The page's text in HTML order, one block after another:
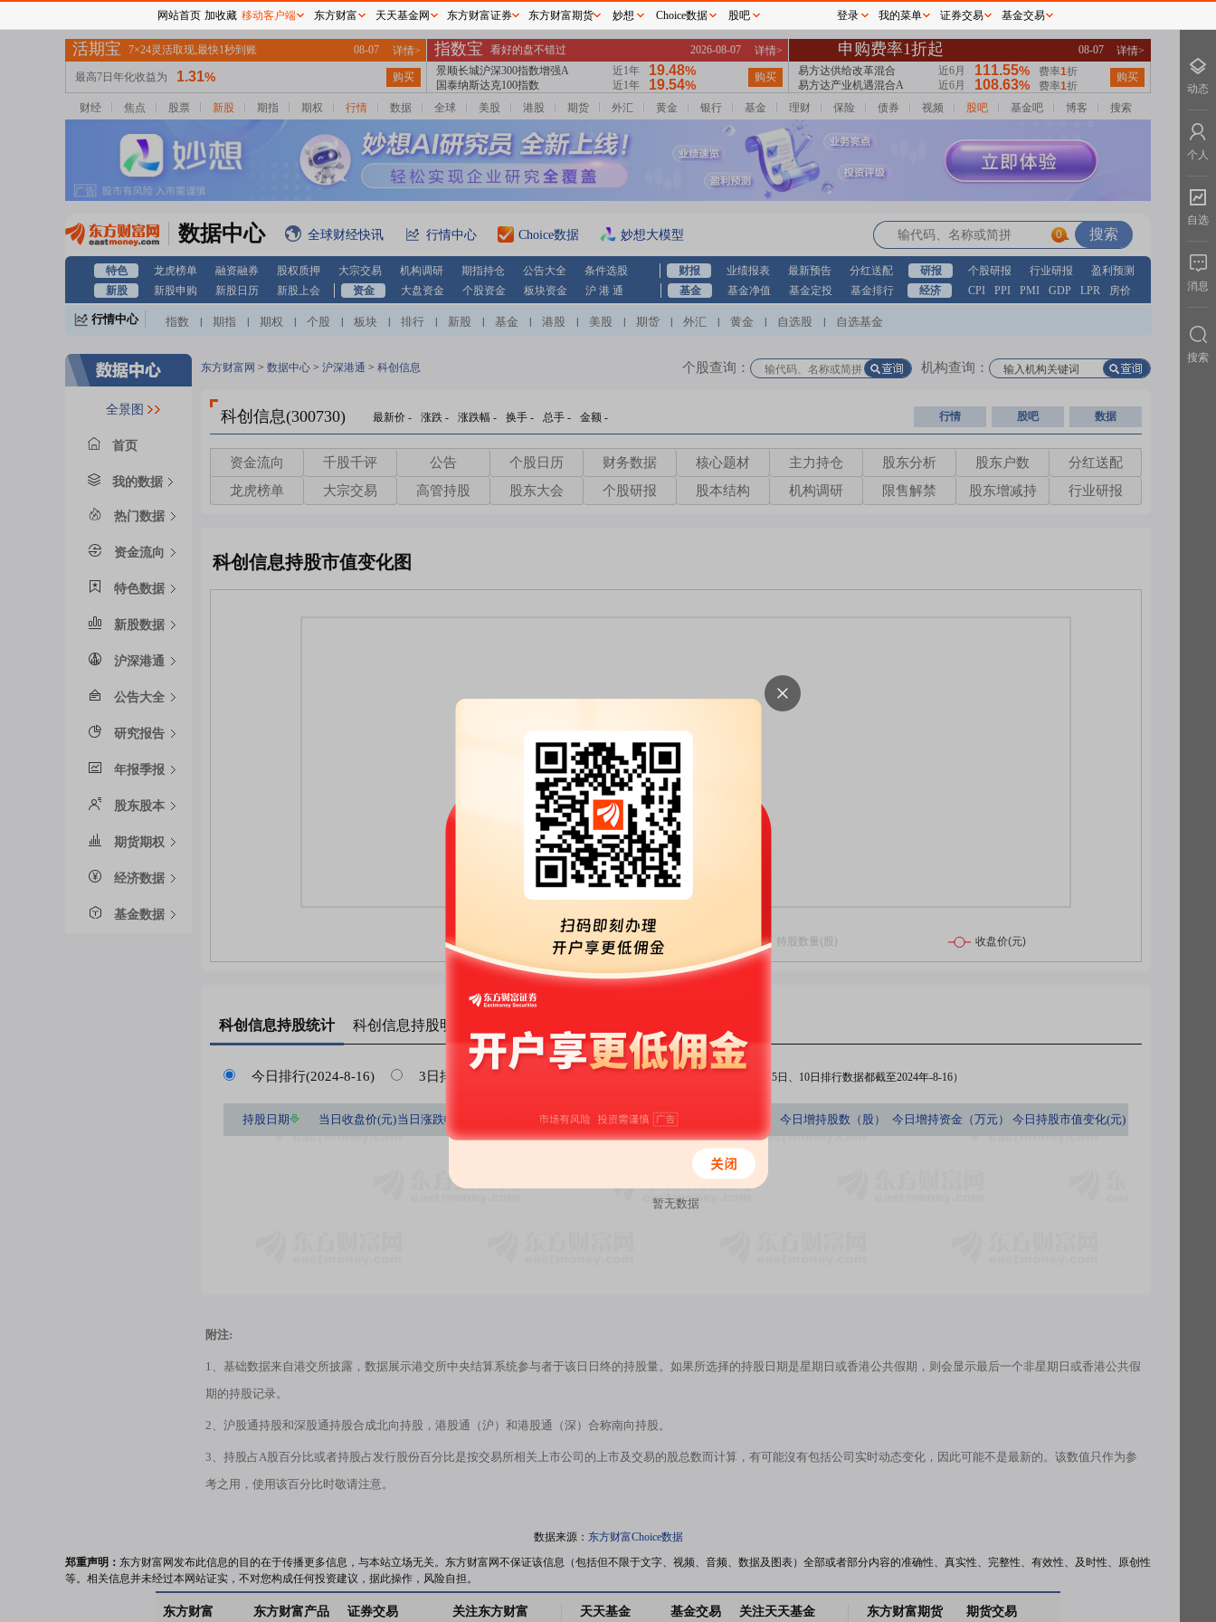
财经 焦点 股票 新股 期指 期权 行情 数据 全球 美股 港股 期货 外汇 黄金 银行 基金 理财 保险 债券 视频 股吧 基金吧 博客 搜索
数据中心 全球财经快讯 行情中心 Choice数据 妙想大模型 0
特色 龙虎榜单 融资融券 股权质押 大宗交易 机构调研 期指持仓 公告大全 条件选股 财报 业绩报表 最新预告 分红送配 研报 个股研报 行业研报
盈利预测
新股
新股申购 新股日历 新股上会 资金 大盘资金 个股资金 板块资金 沪 港 通 基金 基金净值 基金定投 基金排行 经济 CPI PPI PMI GDP LPR 房价
行情中心 指数 期指 期权 个股 板块 排行 新股 基金 港股 美股 期货 外汇 黄金 自选股 自选基金
全景图
首页
我的数据
热门数据
资金流向
特色数据
新股数据
沪深港通
公告大全
研究报告
年报季报
股东股本
期货期权
经济数据
基金数据
东方财富网 > 数据中心 > 沪深港通 > 科创信息 个股查询： 机构查询：
科创信息(300730) 最新价 - 涨跌 - 涨跌幅 - 换手 - 总手 - 金额 - 行情 股吧 数据
资金流向 千股千评 公告 个股日历 财务数据 核心题材 主力持仓 股东分析 股东户数
分红送配
龙虎榜单
大宗交易 高管持股 股东大会 个股研报 股本结构 机构调研 限售解禁 股东增减持 行业研报
科创信息持股市值变化图
科创信息持股统计 科创信息持股明细
今日排行(2024-8-16) 3日排行 （注：今日、3日、5日、10日排行数据都截至2024年-8-16）
持股日期 当日收盘价(元)当日涨跌幅(%) 持股数量(股) 持股市值(元)
持股数量占A股百分比
今日 增持股数（股） 今日 增持资金（万元） 今日 持股市值变化(元)
暂无数据
附注:
1、基础数据来自港交所披露，数据展示港交所中央结算系统参与者于该日日终的持股量。如果所选择的持股日期是星期日或香港公共假期，则会显示最后一个非星期日或香港公共假
期的持股记录。
2、沪股通持股和深股通持股合成北向持股，港股通（沪）和港股通（深）合称南向持股。
3、持股占A股百分比或者持股占发行股份百分比是按交易所相关上市公司的上市及交易的股总数而计算，有可能沒有包括公司实时动态变化，因此可能不是最新的。该数值只作为参
考之用，使用该百分比时敬请注意。
数据来源： 东方财富Choice数据
郑重声明： 东方财富网发布此信息的目的在于传播更多信息，与本站立场无关。东方财富网不保证该信息（包括但不限于文字、视频、音频、数据及图表）全部或者部分内容的准确性、真实性、完整性、有效性、及时性、原创性
等。相关信息并未经过本网站证实，不对您构成任何投资建议，据此操作，风险自担。
东方财富 东方财富产品 证券交易 关注东方财富 天天基金 基金交易 关注天天基金 东方财富期货 期货交易
网站首页 加收藏 移动客户端 东方财富 天天基金网 东方财富证券 东方财富期货 妙想 Choice数据 股吧 登录 我的菜单 证券交易 基金交易
动态
个人
自选
消息
搜索